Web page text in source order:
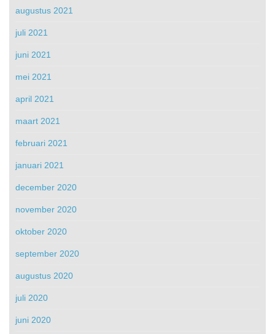
augustus 2021
juli 2021
juni 2021
mei 2021
april 2021
maart 2021
februari 2021
januari 2021
december 2020
november 2020
oktober 2020
september 2020
augustus 2020
juli 2020
juni 2020